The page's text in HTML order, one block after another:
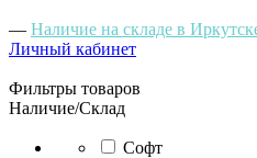
— Наличие на складе в
Личный кабинет
Фильтры товаров
Наличие/Склад
Софт